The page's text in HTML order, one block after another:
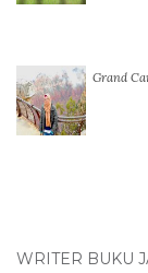
Grand
WRITER BUKU